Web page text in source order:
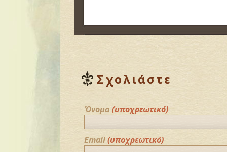
Σχολιάστε
Όνομα (υποχρεωτικό)
Email(υποχρεωτικό)